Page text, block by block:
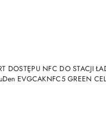
DOSTĘPU NFC DO STACJI
EVGCAKNFC5 GREEN